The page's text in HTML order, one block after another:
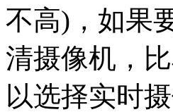
不高)，如果
清摄像机，
以选择实时